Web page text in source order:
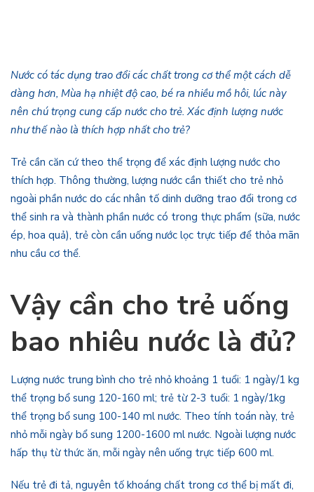
Nước có tác dụng trao đổi các chất trong cơ thể một cách dễ
dàng hơn, Mùa hạ nhiệt độ cao, bé ra nhiều mồ hôi, lúc này
nên chú trọng cung cấp nước cho trẻ. Xác định lượng nước
như thế nào là thích hợp nhất cho trẻ?
Trẻ cần căn cứ theo thể trọng để xác định lượng nước cho
thích hợp. Thông thường, lượng nước cần thiết cho trẻ nhỏ
ngoài phần nước do các nhân tố dinh dưỡng trao đổi trong cơ
thể sinh ra và thành phần nước có trong thực phẩm (sữa, nước
ép, hoa quả), trẻ còn cần uống nước lọc trực tiếp để thỏa mãn
nhu cầu cơ thể.
Vậy cần cho trẻ uống
bao nhiêu nước là đủ?
Lượng nước trung bình cho trẻ nhỏ khoảng 1 tuổi: 1 ngày/1 kg
thể trọng bổ sung 120-160 ml; trẻ từ 2-3 tuổi: 1 ngày/1kg
thể trọng bổ sung 100-140 ml nước. Theo tính toán này, trẻ
nhỏ mỗi ngày bổ sung 1200-1600 ml nước. Ngoài lượng nước
hấp thụ từ thức ăn, mỗi ngày nên uống trực tiếp 600 ml.
Nếu trẻ đi tả, nguyên tố khoáng chất trong cơ thể bị mất đi,